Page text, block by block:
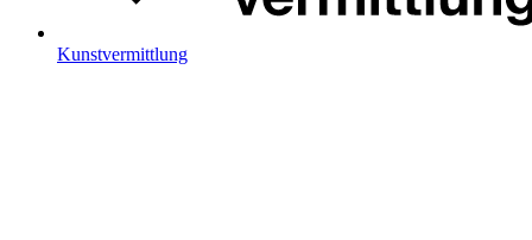
Kunstvermittlung